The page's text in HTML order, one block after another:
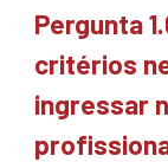
Pergunta 1.
critérios
ingressar